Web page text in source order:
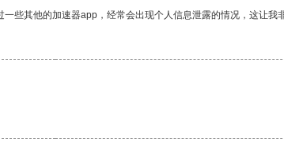
些其他的加速器app，经常会出现个人信息泄露的情况，这让我